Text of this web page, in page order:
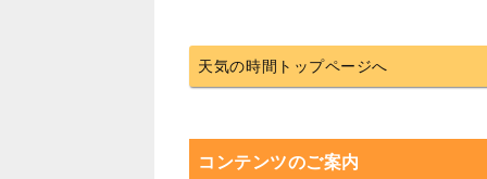
天気の時間トップページへ
コンテンツのご案内